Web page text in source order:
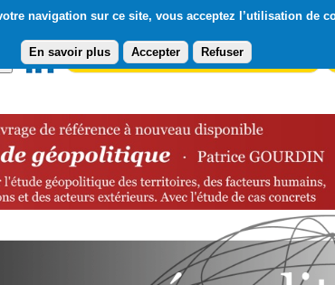
navigation sur ce site, vous acceptez l’utilisation de
En savoir plus Accepter Refuser
Abonnement gratuit à la Lettre du Diploweb